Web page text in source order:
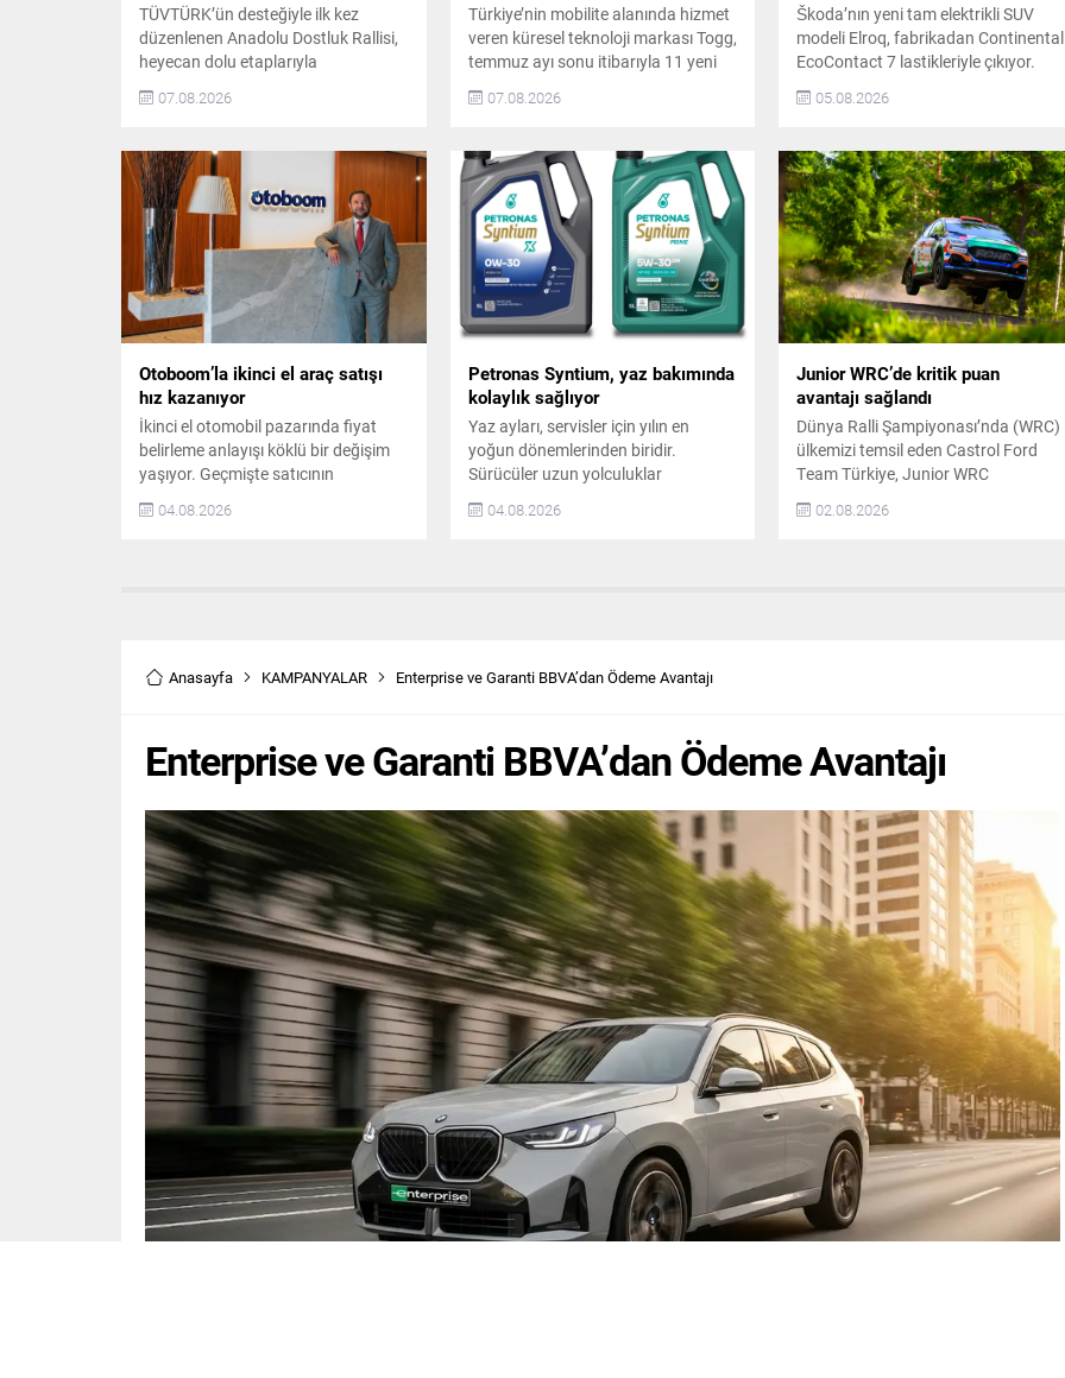
TÜVTÜRK’ün desteğiyle ilk kez
düzenlenen Anadolu Dostluk Rallisi,
heyecan dolu etaplarıyla
yolculuğunu sürdürüyor. Ege ve Batı
Anadolu etabını tamamlayan ralli,
ulaştı. Katılımcılar, yolculuk boyunca
kültürel keşifleri ve iyilik duraklarında
gerçekleştirilen sosyal fayda odaklı
etkinlikleri bir araya getirdi. Anadolu
Dostluk Rallisi’nin İlk Yarı Etabı
Tamamlandı TÜVTÜRK ve...
07.08.2026
Türkiye’nin mobilite alanında hizmet
veren küresel teknoloji markası Togg,
temmuz ayı sonu itibarıyla 11 yeni
servis noktası açarak toplam servis
sayısını 58‘e yükseltti. Marka, yıl
hedefliyor. Togg’un Servis Ağı Hızla
Genişliyor Togg, kullanıcılarına daha
yakın olma hedefiyle temas noktaları
ağını hızla büyütüyor. Yıl sonuna
kadar...
07.08.2026
Škoda’nın yeni tam elektrikli SUV
modeli Elroq, fabrikadan Continental
EcoContact 7 lastikleriyle çıkıyor.
Golf topundan ilham alan
Aerodimple teknolojisiyle geliştirilen
direnci ve optimize edilen
aerodinamik yapısıyla enerji
tüketimini azaltarak elektrikli
araçlarda verimliliği artırıyor.
Continental EcoContact 7 Lastikleri
Elroq’ta Continental, Volkswagen
Grubu markalarından Škoda’nın yeni
tam elektrikli...
05.08.2026
Otoboom’la ikinci el araç satışı
hız kazanıyor
İkinci el otomobil pazarında fiyat
belirleme anlayışı köklü bir değişim
yaşıyor. Geçmişte satıcının
bölgesel gözlemlerle şekillenen
analiz edilerek...
04.08.2026
Petronas Syntium, yaz bakımında
kolaylık sağlıyor
Yaz ayları, servisler için yılın en
yoğun dönemlerinden biridir.
Sürücüler uzun yolculuklar
Yüksek sıcaklıklar ve sık görülen
verilmesi,...
04.08.2026
Junior WRC’de kritik puan
avantajı sağlandı
Dünya Ralli Şampiyonası’nda (WRC)
ülkemizi temsil eden Castrol Ford
Team Türkiye, Junior WRC
Finlandiya Rallisi’ni beşinci sırada
02.08.2026
Anasayfa KAMPANYALAR Enterprise ve Garanti BBVA’dan Ödeme Avantajı
Enterprise ve Garanti BBVA’dan Ödeme Avantajı